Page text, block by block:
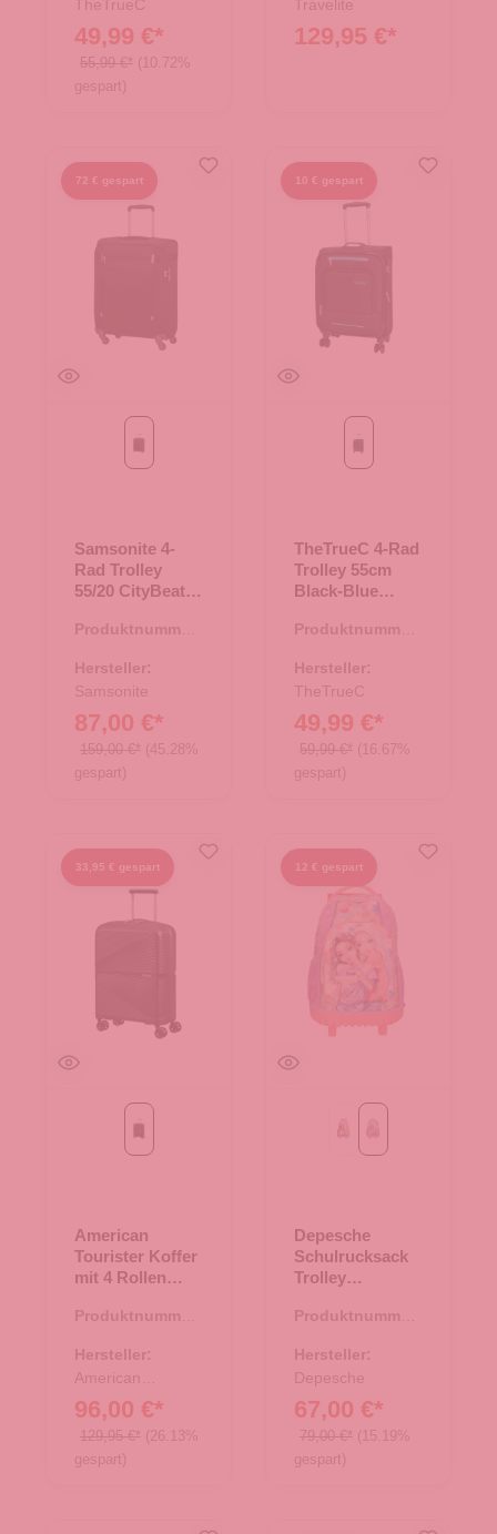
TheTrueC
49,99 €*
55,99 €* (10.72%
gespart)
Travelite
129,95 €*
72 € gespart
Black
Samsonite 4-
Rad Trolley
55/20 CityBeat
Produktnummer:
Hersteller:
Samsonite
87,00 €*
159,00 €* (45.28%
gespart)
10 € gespart
Black
TheTrueC 4-Rad
Trolley 55cm
Black-Blue
Produktnummer:
Hersteller:
TheTrueC
49,99 €*
59,99 €* (16.67%
gespart)
33,95 € gespart
onyx black
American
Tourister Koffer
mit 4 Rollen
onyx black
Produktnummer:
Hersteller:
American
Tourister
96,00 €*
129,95 €* (26.13%
gespart)
12 € gespart
DOTSGIRL POWER
Depesche
Schulrucksack
Trolley
POWER
Produktnummer:
Hersteller:
Depesche
67,00 €*
79,00 €* (15.19%
gespart)